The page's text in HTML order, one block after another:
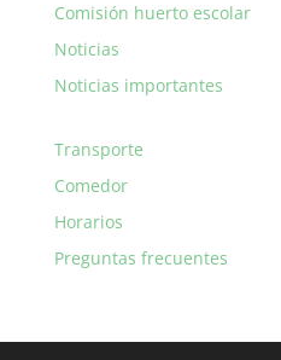
Comisión huerto escolar
Noticias
Noticias importantes
Transporte
Comedor
Horarios
Preguntas frecuentes